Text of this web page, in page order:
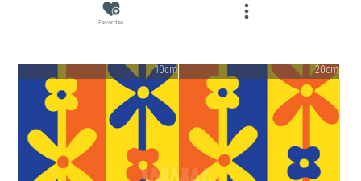
Favorites
10cm 20cm